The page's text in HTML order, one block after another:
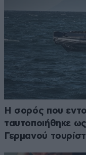
Η σορός που
ταυτοποιήθηκε
Γερμανού